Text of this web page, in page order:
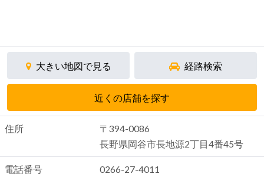
大きい地図で見る 経路検索
近くの店舗を探す
住所
〒394-0086
長野県岡谷市長地源2丁目4番45号
電話番号 0266-27-4011